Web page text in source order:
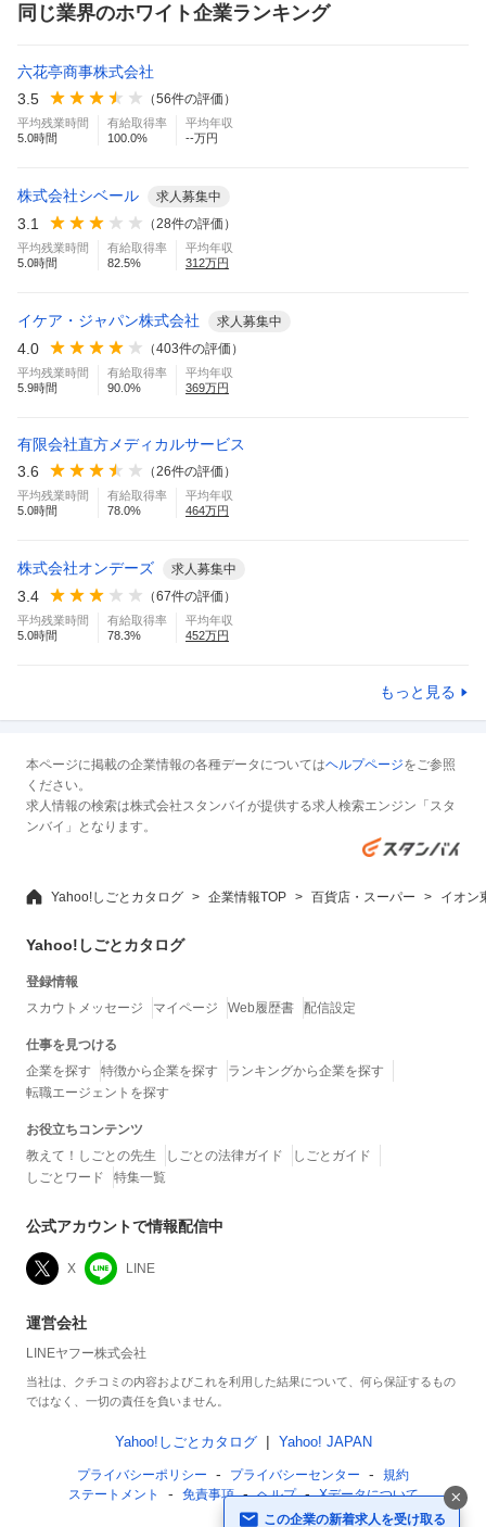
同じ業界のホワイト企業ランキング
六花亭商事株式会社
3.5
（56件の評価）
平均残業時間
5.0時間
有給取得率
100.0%
平均年収
--万円
株式会社シベール 求人募集中
3.1 （28件の評価）
平均残業時間
5.0時間
有給取得率
82.5%
平均年収
312万円
イケア・ジャパン株式会社 求人募集中
4.0 （403件の評価）
平均残業時間
5.9時間
有給取得率
90.0%
平均年収
369万円
有限会社直方メディカルサービス
3.6
（26件の評価）
平均残業時間
5.0時間
有給取得率
78.0%
平均年収
464万円
株式会社オンデーズ 求人募集中
3.4 （67件の評価）
平均残業時間
5.0時間
有給取得率
78.3%
平均年収
452万円
もっと見る
この企業の新着求人を受け取る
本ページに掲載の企業情報の各種データについてはヘルプページをご参照
ください。
求人情報の検索は株式会社スタンバイが提供する求人検索エンジン「スタ
ンバイ」となります。
Yahoo!しごとカタログ 企業情報TOP 百貨店・スーパー イオン
Yahoo!しごとカタログ
登録情報
スカウトメッセージ
マイページ Web履歴書 配信設定
仕事を見つける
企業を探す
特徴から企業を探す
ランキングから企業を探す
転職エージェントを探す
お役立ちコンテンツ
教えて！しごとの先生
しごとの法律ガイド
しごとガイド
しごとワード
特集一覧
公式アカウントで情報配信中
X LINE
運営会社
LINEヤフー株式会社
当社は、クチコミの内容およびこれを利用した結果について、何ら保証するもの
ではなく、一切の責任を負いません。
Yahoo!しごとカタログ Yahoo! JAPAN
プライバシーポリシー プライバシーセンター
規約
ステートメント
免責事項 ヘルプ Xデータについて